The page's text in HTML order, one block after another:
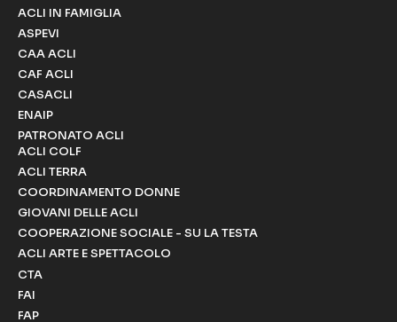
ACLI IN FAMIGLIA
ASPEVI
CAA ACLI
CAF ACLI
CASACLI
ENAIP
PATRONATO ACLI
ACLI COLF
ACLI TERRA
COORDINAMENTO DONNE
GIOVANI DELLE ACLI
COOPERAZIONE SOCIALE - SU LA TESTA
ACLI ARTE E SPETTACOLO
CTA
FAI
FAP